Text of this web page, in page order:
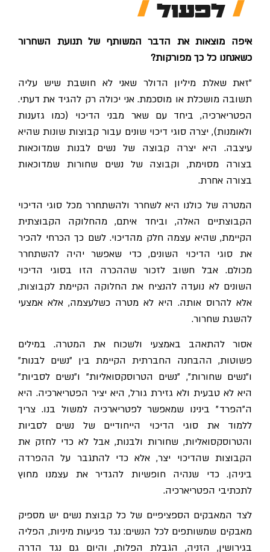
לפעול
איפה מוצאות את הדבר המשותף של תנועת השחרור
כשאנחנו כל כך מפורקות?
"זאת שאלת מיליון הדולר שאני לא חושבת שיש עליה
תשובה מושכלת או מוסכמת. אני יכולה רק להגיד את דעתי.
הפטריארכיה, ביחד עם שאר מבני הדיכוי (כמו גזענות
ולאומנות), יצרה סוגי דיכוי שונים עבור קבוצות שונות שהיא
עיצבה. היא יצרה קבוצה של נשים לבנות שמדוכאות
בצורה מסוימת, וקבוצה של נשים שחורות שמדוכאות
בצורה אחרת.
המטרה של כולנו היא לשחרר ולהשתחרר מכל סוגי הדיכוי
הקבוצתיים האלה, וביחד איתם, מהחלוקה הקבוצתית
הקיימת, שהיא עצמה חלק מהדיכוי. לשם כך הכרחי להכיר
את סוגי הדיכוי השונים, כדי שאפשר יהיה להשתחרר
מכולם. אבל חשוב לזכור שההכרה הזו בסוגי הדיכוי
השונים לא נועדה להנציח את החלוקה הקיימת לקבוצות,
אלא להרוס אותה. היא לא מטרה כשלעצמה, אלא אמצעי
להשגת שחרור.
אסור להתאהב באמצעי ולשכוח את המטרה. במילים
פשוטות, ההבחנה החברתית הקיימת בין ״נשים לבנות״
ו״נשים שחורות״, ״נשים הטרוסקסואליות״ ו״נשים לסביות״
היא לא טבעית ולא גזירת גורל, היא יציר הפטריארכיה. היא
ה״הפרד״ בינינו שמאפשר לפטריארכיה למשול בנו. צריך
ללמוד את סוגי הדיכוי הייחודיים של נשים לסביות
והטרוסקסואליות, שחורות ולבנות, אבל לא כדי לחזק את
הקבוצות שהדיכוי יצר, אלא כדי להתגבר על ההפרדה
ביניהן. כדי שנהיה חופשיות להגדיר את עצמנו מחוץ
לתכתיבי הפטריארכיה.
לצד המאבקים הספציפיים של כל קבוצת נשים יש מספיק
מאבקים שמשותפים לכל הנשים: נגד פגיעות מיניות, הפליה
בגירושין, הזניה, הגבלת הפלות, והיום גם נגד הדרה